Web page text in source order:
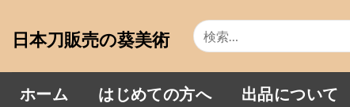
日本刀販売の葵美術
検
索
象:
ホーム はじめての方へ 出品について